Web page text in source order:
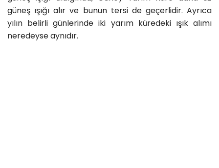
güneş ışığı alır ve bunun tersi de geçerlidir. Ayrıca
yılın belirli günlerinde iki yarım küredeki ışık alımı
neredeyse aynıdır.